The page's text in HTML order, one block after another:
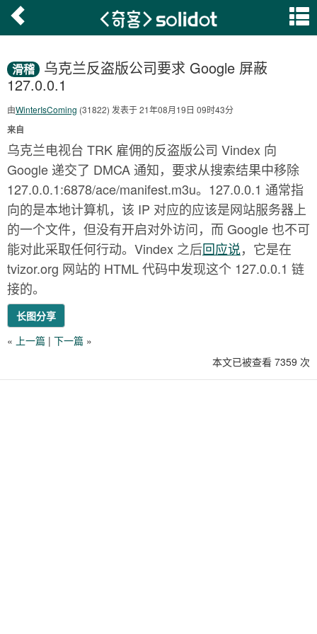
滑稽
乌克兰反盗版公司要求 Google 屏蔽
127.0.0.1
由WinterIsComing (31822) 发表于 21年08月19日 09时43分
来自
乌克兰电视台 TRK 雇佣的反盗版公司 Vindex 向
Google 递交了 DMCA 通知，要求从搜索结果中移除
127.0.0.1:6878/ace/manifest.m3u。127.0.0.1 通常指
向的是本地计算机，该 IP 对应的应该是网站服务器上
的一个文件，但没有开启对外访问，而 Google 也不可
能对此采取任何行动。Vindex 之后回应说，它是在
tvizor.org 网站的 HTML 代码中发现这个 127.0.0.1 链
接的。
长图分享
« 上一篇 | 下一篇 »
本文已被查看 7359 次